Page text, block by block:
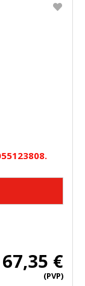
67,35 €
(PVP)
_ga,
de nuestro
ser
perfil de sus
otros sitios.
sino
navegador y
puedes